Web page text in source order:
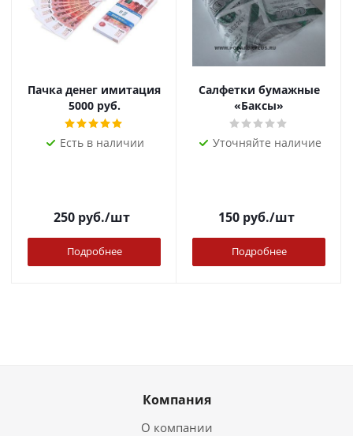
Пачка денег имитация
5000 руб.
Есть в наличии
250руб./шт
Подробнее
Салфетки бумажные
«Баксы»
Уточняйте наличие
150руб./шт
Подробнее
Компания
О компании